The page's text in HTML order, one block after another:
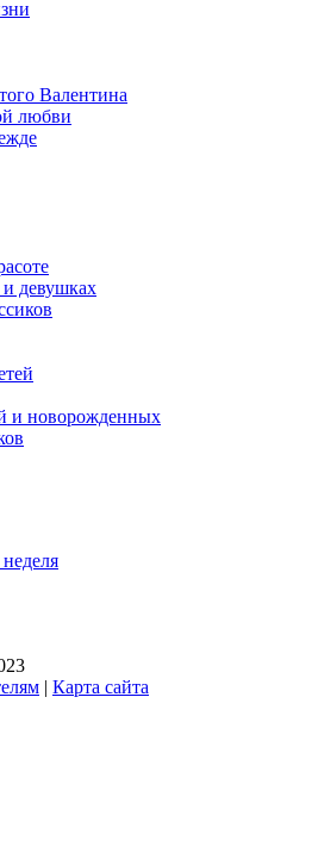
Валентина
любви
девушках
и новорожденных
| Карта сайта